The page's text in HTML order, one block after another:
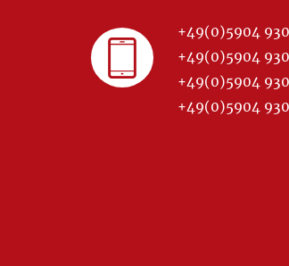
+49(0)5904
+49(0)5904
+49(0)5904
+49(0)5904